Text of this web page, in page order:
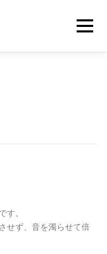
メニュー
。
せず、音を濁らせて倍